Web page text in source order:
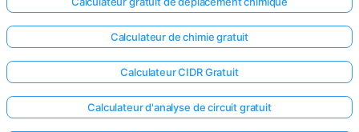
Calculateur de chimie gratuit
Calculateur CIDR Gratuit
Calculateur d'analyse de circuit gratuit